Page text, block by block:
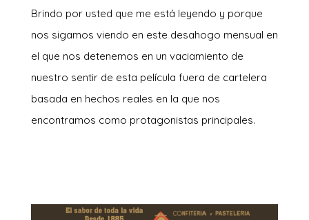
Brindo por usted que me está leyendo y porque
nos sigamos viendo en este desahogo mensual en
el que nos detenemos en un vaciamiento de
nuestro sentir de esta película fuera de cartelera
basada en hechos reales en la que nos
encontramos como protagonistas principales.